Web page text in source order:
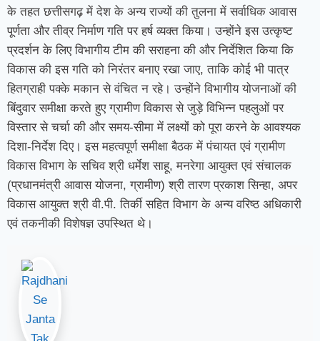
के तहत छत्तीसगढ़ में देश के अन्य राज्यों की तुलना में सर्वाधिक आवास
पूर्णता और तीव्र निर्माण गति पर हर्ष व्यक्त किया। उन्होंने इस उत्कृष्ट
प्रदर्शन के लिए विभागीय टीम की सराहना की और निर्देशित किया कि
विकास की इस गति को निरंतर बनाए रखा जाए, ताकि कोई भी पात्र
हितग्राही पक्के मकान से वंचित न रहे। उन्होंने विभागीय योजनाओं की
बिंदुवार समीक्षा करते हुए ग्रामीण विकास से जुड़े विभिन्न पहलुओं पर
विस्तार से चर्चा की और समय-सीमा में लक्ष्यों को पूरा करने के आवश्यक
दिशा-निर्देश दिए। इस महत्वपूर्ण समीक्षा बैठक में पंचायत एवं ग्रामीण
विकास विभाग के सचिव श्री धर्मेश साहू, मनरेगा आयुक्त एवं संचालक
(प्रधानमंत्री आवास योजना, ग्रामीण) श्री तारण प्रकाश सिन्हा, अपर
विकास आयुक्त श्री वी.पी. तिर्की सहित विभाग के अन्य वरिष्ठ अधिकारी
एवं तकनीकी विशेषज्ञ उपस्थित थे।